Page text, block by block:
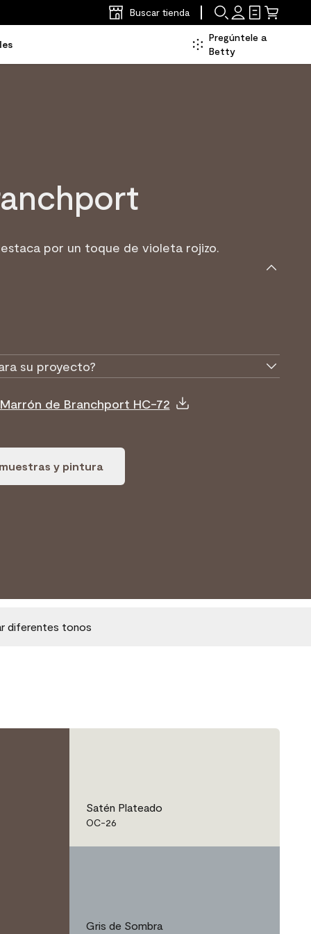
Buscar tienda
Pregúntele a
Betty
por un toque de violeta rojizo.
su proyecto?
de Branchport HC-72
y pintura
diferentes tonos
Satén Plateado
OC-26
Gris de Sombra